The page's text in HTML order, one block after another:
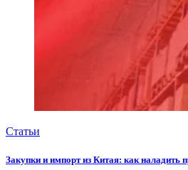
Статьи
Закупки и импорт из Китая: как наладить